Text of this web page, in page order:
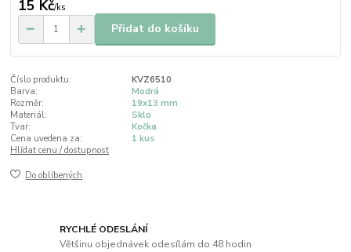
15 Kč/ks
Přidat do košíku
Číslo produktu:
KVZ6510
Barva:
Modrá
Rozměr:
19x13 mm
Materiál:
Sklo
Tvar:
Kočka
Cena uvedena za:
1 kus
Hlídat cenu / dostupnost
Do oblíbených
RYCHLÉ ODESLÁNÍ
Většinu objednávek odesílám do 48 hodin